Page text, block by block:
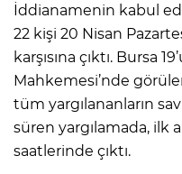
İddianamenin kabul
22 kişi 20 Nisan
karşısına çıktı. Bursa
Mahkemesi’nde
tüm yargılananların
süren yargılamada, ilk
saatlerinde çıktı.